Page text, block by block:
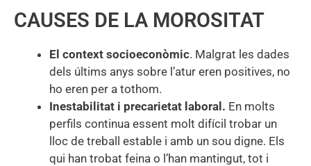
CAUSES DE LA MOROSITAT
El context socioeconòmic. Malgrat les dades
dels últims anys sobre l’atur eren positives, no
ho eren per a tothom.
Inestabilitat i precarietat laboral. En molts
perfils continua essent molt difícil trobar un
lloc de treball estable i amb un sou digne. Els
qui han trobat feina o l’han mantingut, tot i